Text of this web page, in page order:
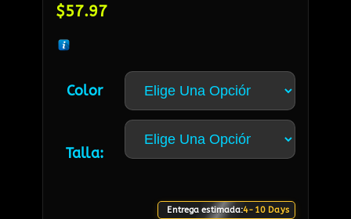
$57.97
Color
Talla:
Entrega estimada:4-10 Days